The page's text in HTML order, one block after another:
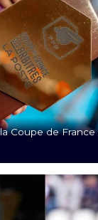
Coupe de